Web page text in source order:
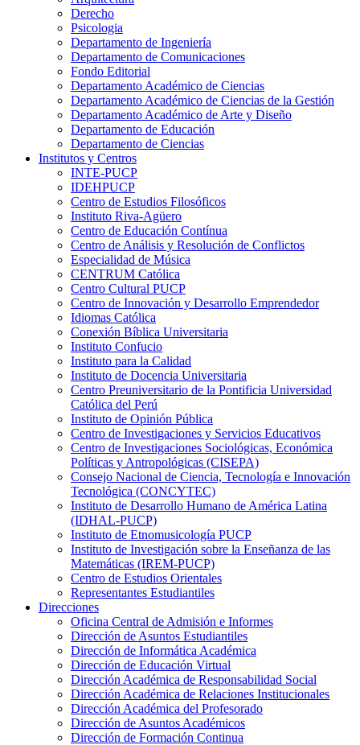
Derecho
Psicologia
Departamento de Ingeniería
Departamento de Comunicaciones
Fondo Editorial
Departamento Académico de Ciencias
Departamento Académico de Ciencias de la Gestión
Departamento Académico de Arte y Diseño
Departamento de Educación
Departamento de Ciencias
Institutos y Centros
INTE-PUCP
IDEHPUCP
Centro de Estudios Filosóficos
Instituto Riva-Agüero
Centro de Educación Contínua
Centro de Análisis y Resolución de Conflictos
Especialidad de Música
CENTRUM Católica
Centro Cultural PUCP
Centro de Innovación y Desarrollo Emprendedor
Idiomas Católica
Conexión Bíblica Universitaria
Instituto Confucio
Instituto para la Calidad
Instituto de Docencia Universitaria
Centro Preuniversitario de la Pontificia Universidad
Católica del Perú
Instituto de Opinión Pública
Centro de Investigaciones y Servicios Educativos
Centro de Investigaciones Sociológicas, Económica
Políticas y Antropológicas (CISEPA)
Consejo Nacional de Ciencia, Tecnología e Innovación
Tecnológica (CONCYTEC)
Instituto de Desarrollo Humano de América Latina
(IDHAL-PUCP)
Instituto de Etnomusicología PUCP
Instituto de Investigación sobre la Enseñanza de las
Matemáticas (IREM-PUCP)
Centro de Estudios Orientales
Representantes Estudiantiles
Direcciones
Oficina Central de Admisión e Informes
Dirección de Asuntos Estudiantiles
Dirección de Informática Académica
Dirección de Educación Virtual
Dirección Académica de Responsabilidad Social
Dirección Académica de Relaciones Institucionales
Dirección Académica del Profesorado
Dirección de Asuntos Académicos
Dirección de Formación Continua